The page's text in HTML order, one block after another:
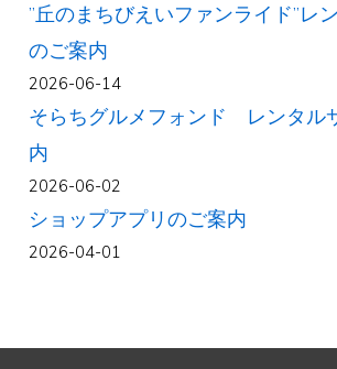
”丘のまちびえいファンライド”レ
のご案内
2026-06-14
そらちグルメフォンド レンタル
内
2026-06-02
ショップアプリのご案内
2026-04-01